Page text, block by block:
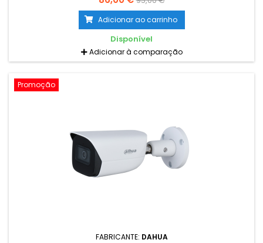
Adicionar ao carrinho
Disponível
Adicionar à comparação
Promoção
FABRICANTE: DAHUA